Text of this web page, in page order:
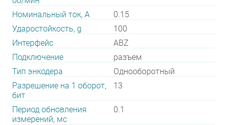
Номинальный ток, А
0.15
Ударостойкость, g
100
Интерфейс
ABZ
Подключение
разъем
Тип энкодера
Однооборотный
Разрешение на 1 оборот,
бит
13
Период обновления
измерений, мс
0.1